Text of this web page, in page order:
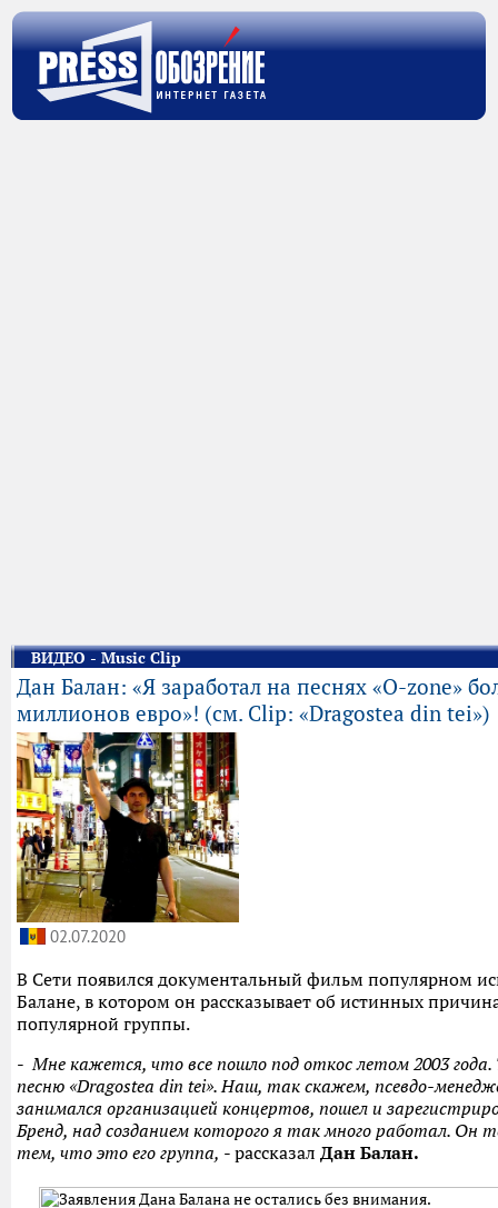
ВИДЕО - Music Clip
Дан Балан: «Я заработал на песнях «O-zone»
миллионов евро»! (см. Clip: «Dragostea din tei»)
02.07.2020
В Сети появился документальный фильм популярном
Балане, в котором он рассказывает об истинных
популярной группы.
-Мне кажется, что все пошло под откос летом 2003 года.
песню «Dragostea din tei». Наш, так скажем, псевдо-
занимался организацией концертов, пошел и
Бренд, над созданием которого я так много работал. Он
тем, что это его группа, - рассказал Дан Балан.